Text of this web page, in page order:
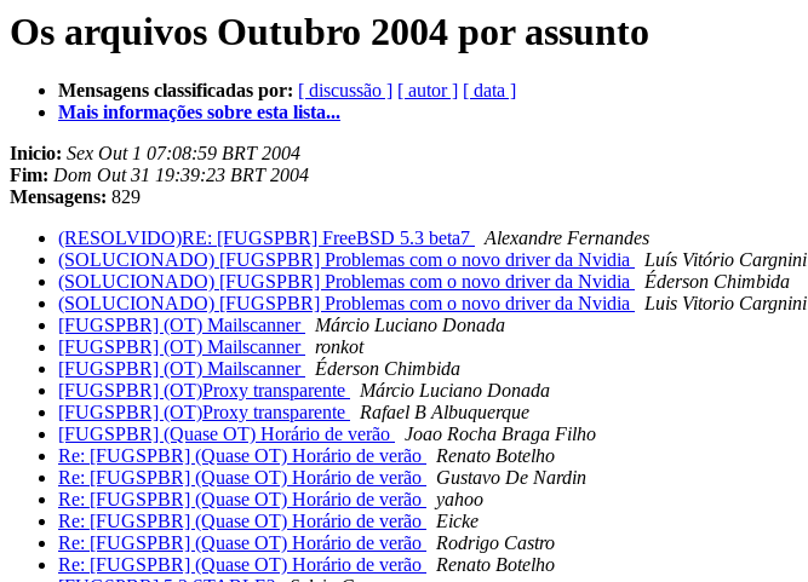
Os arquivos Outubro 2004 por assunto
Mensagens classificadas por: [ discussão ] [ autor ] [ data ]
Mais informações sobre esta lista...
Inicio: Sex Out 1 07:08:59 BRT 2004
Fim: Dom Out 31 19:39:23 BRT 2004
Mensagens: 829
(RESOLVIDO)RE: [FUGSPBR] FreeBSD 5.3 beta7
Alexandre Fernandes
(SOLUCIONADO) [FUGSPBR] Problemas com o novo driver da Nvidia
Luís Vitório Cargnini
(SOLUCIONADO) [FUGSPBR] Problemas com o novo driver da Nvidia
Éderson Chimbida
(SOLUCIONADO) [FUGSPBR] Problemas com o novo driver da Nvidia
Luis Vitorio Cargnini
[FUGSPBR] (OT) Mailscanner
Márcio Luciano Donada
[FUGSPBR] (OT) Mailscanner
ronkot
[FUGSPBR] (OT) Mailscanner
Éderson Chimbida
[FUGSPBR] (OT)Proxy transparente
Márcio Luciano Donada
[FUGSPBR] (OT)Proxy transparente
Rafael B Albuquerque
[FUGSPBR] (Quase OT) Horário de verão
Joao Rocha Braga Filho
Re: [FUGSPBR] (Quase OT) Horário de verão
Renato Botelho
Re: [FUGSPBR] (Quase OT) Horário de verão
Gustavo De Nardin
Re: [FUGSPBR] (Quase OT) Horário de verão
yahoo
Re: [FUGSPBR] (Quase OT) Horário de verão
Eicke
Re: [FUGSPBR] (Quase OT) Horário de verão
Rodrigo Castro
Re: [FUGSPBR] (Quase OT) Horário de verão
Renato Botelho